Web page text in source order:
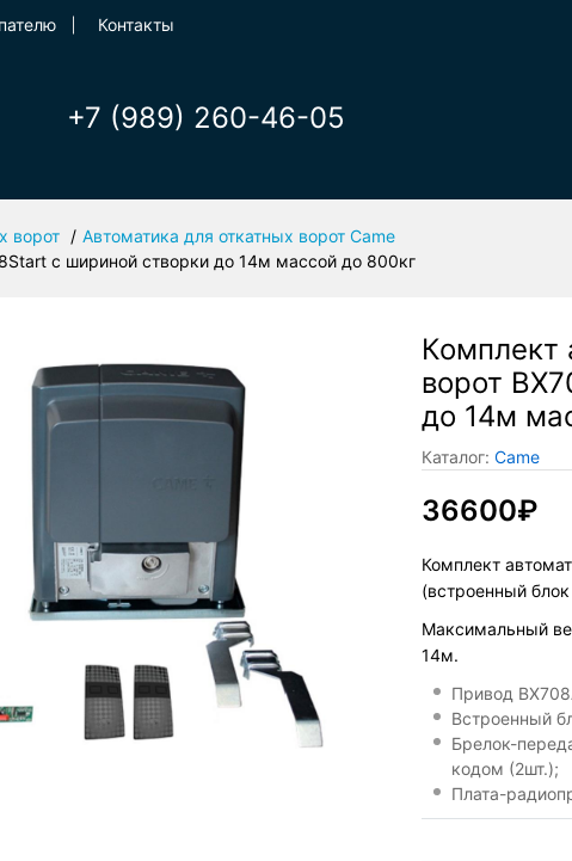
Контакты
+7 (989) 260-46-05
ворот
Автоматика для откатных ворот Came
с шириной створки до 14м массой до 800кг
Комплект
ворот
до 14м
Каталог:Came
36600₽
Комплект
(встроенный
Максимальный
14м.
Привод
Встроенный
Брелок-
кодом (2шт.);
Плата-